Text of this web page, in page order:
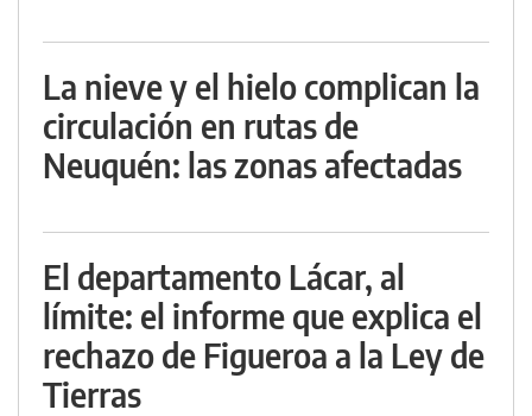
La nieve y el hielo complican la
circulación en rutas de
Neuquén: las zonas afectadas
El departamento Lácar, al
límite: el informe que explica el
rechazo de Figueroa a la Ley de
Tierras